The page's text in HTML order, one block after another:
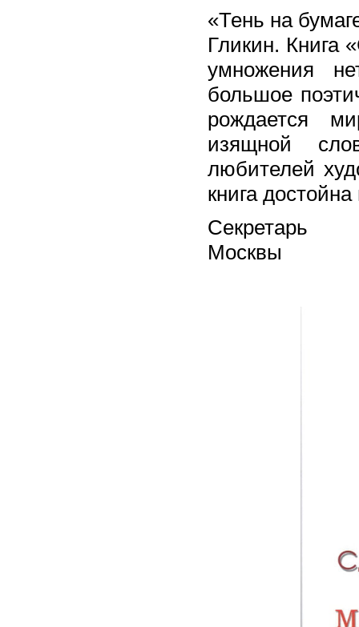
«Тень на
Гликин. Книга
умножения
большое
рождается
изящной
любителей
книга
Москвы